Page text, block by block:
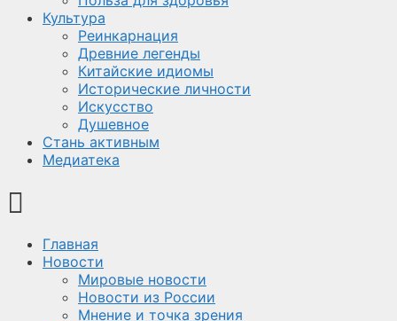
Культура
Реинкарнация
Древние легенды
Китайские идиомы
Исторические личности
Искусство
Душевное
Стань активным
Медиатека
Главная
Новости
Мировые новости
Новости из России
Мнение и точка зрения